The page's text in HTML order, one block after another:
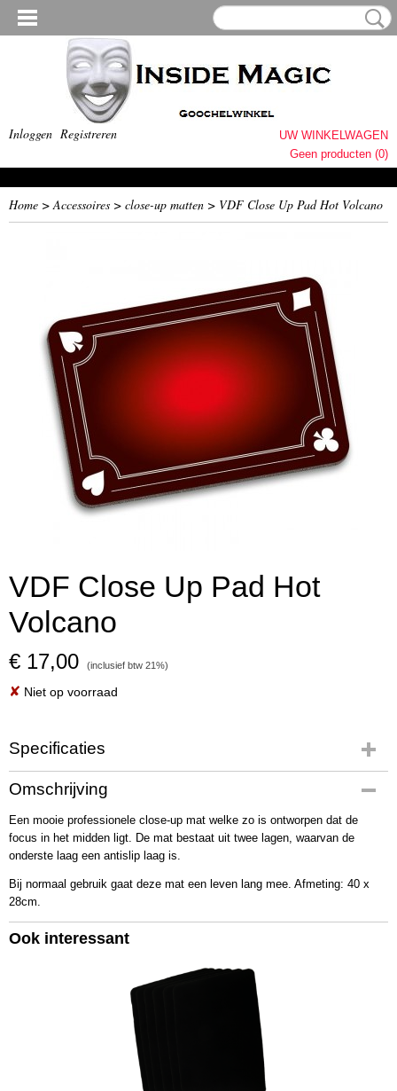
Inloggen Registreren
UW WINKELWAGEN
Geen producten (0)
Home >Accessoires > close-up matten > VDF Close Up Pad Hot Volcano
VDF Close Up Pad Hot
Volcano
€ 17,00 (inclusief btw 21%)
✘ Niet op voorraad
Specificaties
Productcode
2625
Bruto gewicht
235,00 g
Omschrijving
Een mooie professionele close-up mat welke zo is ontworpen dat de
focus in het midden ligt. De mat bestaat uit twee lagen, waarvan de
onderste laag een antislip laag is.
Bij normaal gebruik gaat deze mat een leven lang mee. Afmeting: 40 x
28cm.
Ook interessant